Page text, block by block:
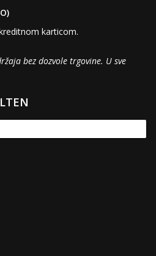
karticom.
bez dozvole trgovine. U sve